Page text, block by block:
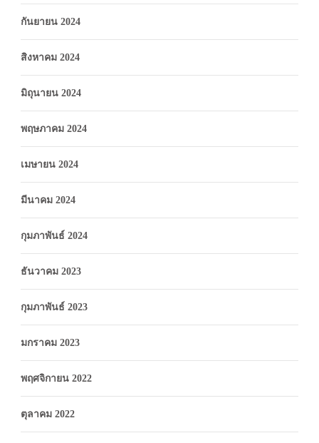
กันยายน 2024
สิงหาคม 2024
มิถุนายน 2024
พฤษภาคม 2024
เมษายน 2024
มีนาคม 2024
กุมภาพันธ์ 2024
ธันวาคม 2023
กุมภาพันธ์ 2023
มกราคม 2023
พฤศจิกายน 2022
ตุลาคม 2022